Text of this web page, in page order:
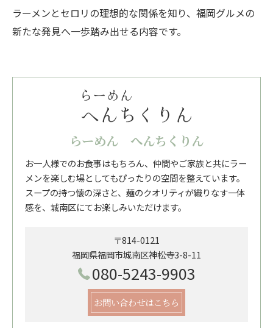
ラーメンとセロリの理想的な関係を知り、福岡グルメの
新たな発見へ一歩踏み出せる内容です。
らーめん へんちくりん
お一人様でのお食事はもちろん、仲間やご家族と共にラー
メンを楽しむ場としてもぴったりの空間を整えています。
スープの持つ懐の深さと、麺のクオリティが織りなす一体
感を、城南区にてお楽しみいただけます。
〒814-0121
福岡県福岡市城南区神松寺3-8-11
080-5243-9903
お問い合わせはこちら